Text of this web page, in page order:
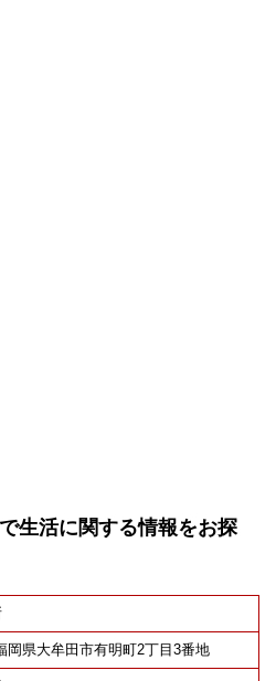
生活に関する情報をお探
岡県大牟田市有明町2丁目3番地